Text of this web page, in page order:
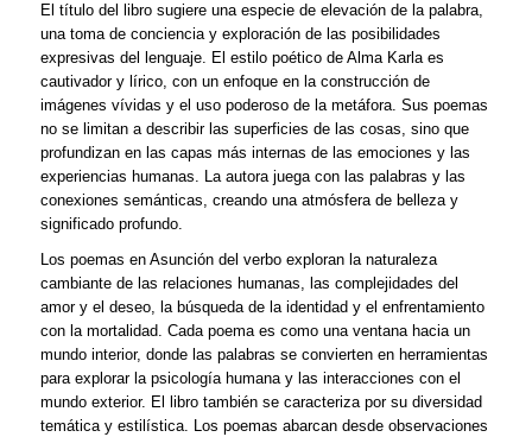
El título del libro sugiere una especie de elevación de la palabra,
una toma de conciencia y exploración de las posibilidades
expresivas del lenguaje. El estilo poético de Alma Karla es
cautivador y lírico, con un enfoque en la construcción de
imágenes vívidas y el uso poderoso de la metáfora. Sus poemas
no se limitan a describir las superficies de las cosas, sino que
profundizan en las capas más internas de las emociones y las
experiencias humanas. La autora juega con las palabras y las
conexiones semánticas, creando una atmósfera de belleza y
significado profundo.
Los poemas en Asunción del verbo exploran la naturaleza
cambiante de las relaciones humanas, las complejidades del
amor y el deseo, la búsqueda de la identidad y el enfrentamiento
con la mortalidad. Cada poema es como una ventana hacia un
mundo interior, donde las palabras se convierten en herramientas
para explorar la psicología humana y las interacciones con el
mundo exterior. El libro también se caracteriza por su diversidad
temática y estilística. Los poemas abarcan desde observaciones